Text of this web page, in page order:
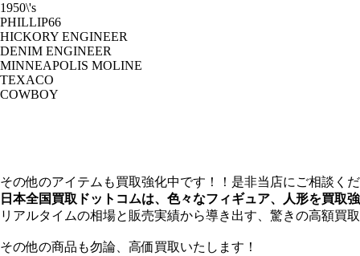
1950\'s
PHILLIP66
HICKORY ENGINEER
DENIM ENGINEER
MINNEAPOLIS MOLINE
TEXACO
COWBOY
その他のアイテムも買取強化中です！！是非当店にご相談く
日本全国買取ドットコムは、色々なフィギュア、人形を買取
リアルタイムの相場と販売実績から導き出す、驚きの高額買
その他の商品も勿論、高価買取いたします！